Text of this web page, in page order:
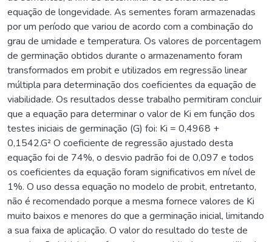
equação de longevidade. As sementes foram armazenadas
por um período que variou de acordo com a combinação do
grau de umidade e temperatura. Os valores de porcentagem
de germinação obtidos durante o armazenamento foram
transformados em probit e utilizados em regressão linear
múltipla para determinação dos coeficientes da equação de
viabilidade. Os resultados desse trabalho permitiram concluir
que a equação para determinar o valor de Ki em função dos
testes iniciais de germinação (G) foi: Ki = 0,4968 +
0,1542.G² O coeficiente de regressão ajustado desta
equação foi de 74%, o desvio padrão foi de 0,097 e todos
os coeficientes da equação foram significativos em nível de
1%. O uso dessa equação no modelo de probit, entretanto,
não é recomendado porque a mesma fornece valores de Ki
muito baixos e menores do que a germinação inicial, limitando
a sua faixa de aplicação. O valor do resultado do teste de